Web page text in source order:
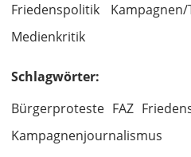
Friedenspolitik
Medienkritik
Schlagwörter:
Bürgerproteste FAZ
Kampagnenjournalismus